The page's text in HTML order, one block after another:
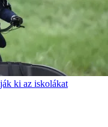
ki az iskolákat